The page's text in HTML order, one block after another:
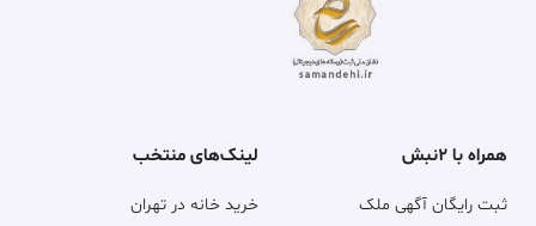
همراه با ۲نبش
ثبت رایگان آگهی ملک
لینک‌های منتخب
خرید خانه در تهران